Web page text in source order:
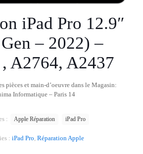
iPad Pro 12.9″
– 2022) –
A2764, A2437
pièces et main-d’oeuvre dans le Magasin:
Informatique – Paris 14
: iPad Pro, Réparation Apple
: Apple Réparation iPad Pro